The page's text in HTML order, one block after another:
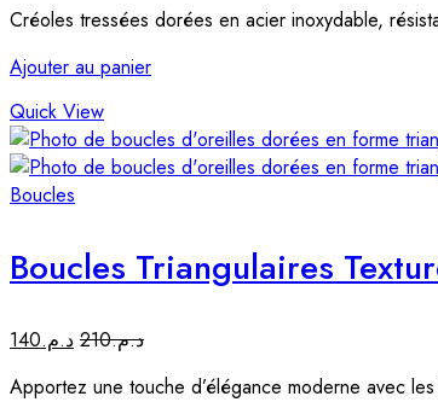
Créoles tressées dorées en acier inoxydable,
Ajouter au panier
Quick View
Boucles
Boucles Triangulaires
د.م.140 د.م.210
Apportez une touche d’élégance moderne avec